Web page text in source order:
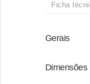
Ficha
Gerais
Dimensões